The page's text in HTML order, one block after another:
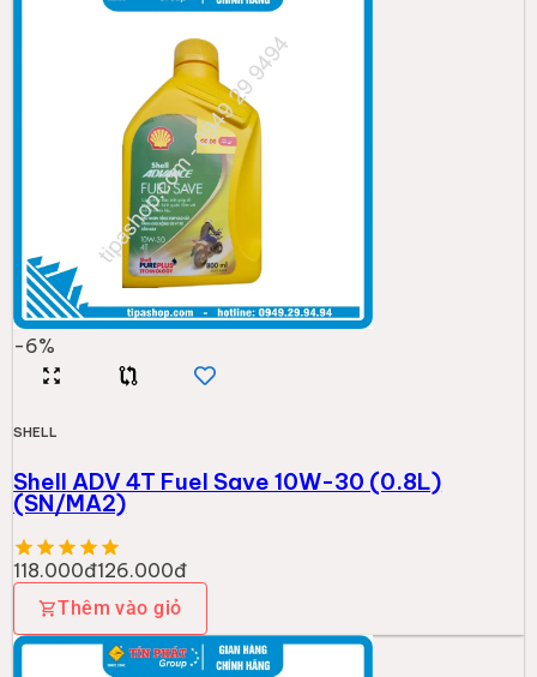
-6%
SHELL
Shell ADV 4T Fuel Save 10W-30 (0.8L)
(SN/MA2)
118.000đ126.000đ
Thêm vào giỏ